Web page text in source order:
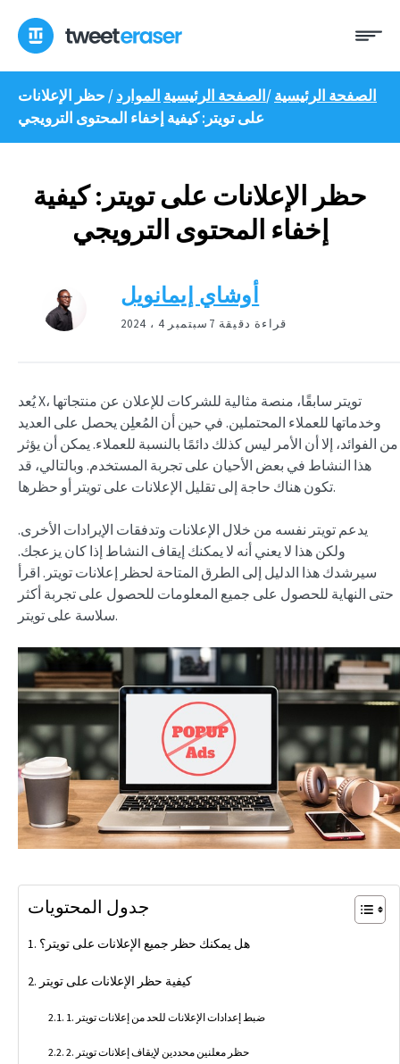
إلى
المحتوى
الصفحة الرئيسية/الصفحة الرئيسية الموارد/ حظر الإعلانات
على تويتر: كيفية إخفاء المحتوى الترويجي
حظر الإعلانات على تويتر: كيفية
إخفاء المحتوى الترويجي
أوشاي إيمانويل
سبتمبر 4 ، 2024 7 قراءة دقيقة
يُعد X، تويتر سابقًا، منصة مثالية للشركات للإعلان عن منتجاتها
وخدماتها للعملاء المحتملين. في حين أن المُعلِن يحصل على العديد
من الفوائد، إلا أن الأمر ليس كذلك دائمًا بالنسبة للعملاء. يمكن أن يؤثر
هذا النشاط في بعض الأحيان على تجربة المستخدم. وبالتالي، قد
تكون هناك حاجة إلى تقليل الإعلانات على تويتر أو حظرها.
يدعم تويتر نفسه من خلال الإعلانات وتدفقات الإيرادات الأخرى.
ولكن هذا لا يعني أنه لا يمكنك إيقاف النشاط إذا كان يزعجك.
سيرشدك هذا الدليل إلى الطرق المتاحة لحظر إعلانات تويتر. اقرأ
حتى النهاية للحصول على جميع المعلومات للحصول على تجربة أكثر
سلاسة على تويتر.
جدول المحتويات
هل يمكنك حظر جميع الإعلانات على تويتر؟
كيفية حظر الإعلانات على تويتر
1. ضبط إعدادات الإعلانات للحد من إعلانات تويتر
2. حظر معلنين محددين لإيقاف إعلانات تويتر